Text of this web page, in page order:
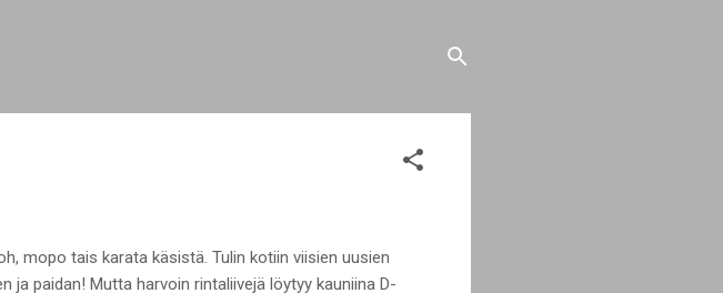
mopo tais karata käsistä. Tulin kotiin viisien uusien
ja paidan! Mutta harvoin rintaliivejä löytyy kauniina D-